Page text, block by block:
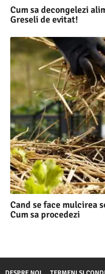
Cum sa decongelezi
Greseli de evitat!
Cand se face mulcirea
Cum sa procedezi